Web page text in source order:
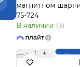
магнитном
75-724
В наличии (3)
- 1 +